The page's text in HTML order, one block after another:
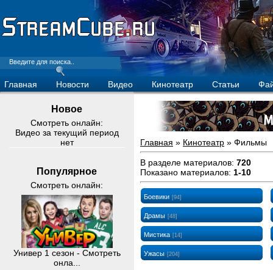
Главная Новости Видео Кинотеатр Статьи
Новое
Смотреть онлайн:
Видео за текущий период
нет
Популярное
Смотреть онлайн:
Универ 1 сезон - Смотреть
онла...
Главная » Кинотеатр » Фильмы
В разделе материалов: 720
Показано материалов: 1-10
Боевики [94]
Драмы [48]
Мистика [14]
Ужасы [204]